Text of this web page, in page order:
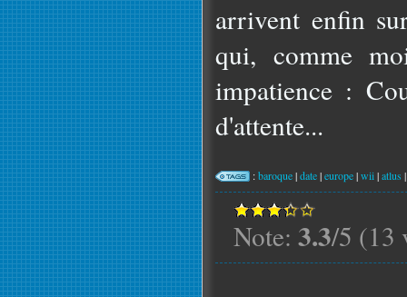
arrivent enfin
qui, comme
impatience :
d'attente...
:baroque|date|europe|wii|atlus
Note: 3.3/5 (13